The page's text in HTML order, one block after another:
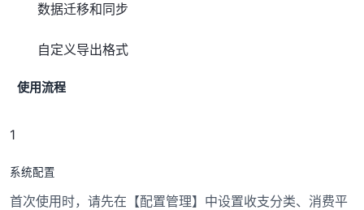
数据迁移和同步
自定义导出格式
使用流程
1
系统配置
首次使用时，请先在【配置管理】中设置收支分类、消费平